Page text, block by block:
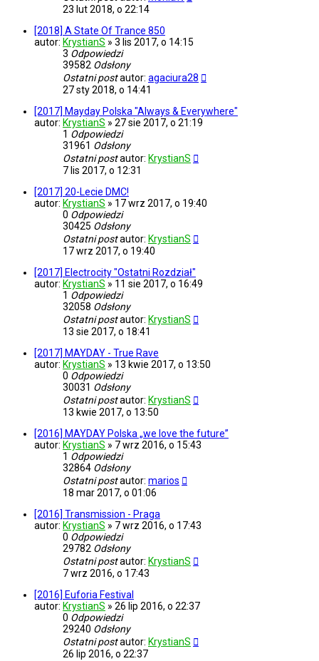
23 lut 2018, o 22:14
[2018] A State Of Trance 850
autor: KrystianS » 3 lis 2017, o 14:15
3 Odpowiedzi
39582 Odsłony
Ostatni postautor: agaciura28
27 sty 2018, o 14:41
[2017] Mayday Polska "Always & Everywhere"
autor: KrystianS » 27 sie 2017, o 21:19
1 Odpowiedzi
31961 Odsłony
Ostatni postautor: KrystianS
7 lis 2017, o 12:31
[2017] 20-Lecie DMC!
autor: KrystianS » 17 wrz 2017, o 19:40
0 Odpowiedzi
30425 Odsłony
Ostatni postautor: KrystianS
17 wrz 2017, o 19:40
[2017] Electrocity "Ostatni Rozdział"
autor: KrystianS » 11 sie 2017, o 16:49
1 Odpowiedzi
32058 Odsłony
Ostatni postautor: KrystianS
13 sie 2017, o 18:41
[2017] MAYDAY - True Rave
autor: KrystianS » 13 kwie 2017, o 13:50
0 Odpowiedzi
30031 Odsłony
Ostatni postautor: KrystianS
13 kwie 2017, o 13:50
[2016] MAYDAY Polska „we love the future”
autor: KrystianS » 7 wrz 2016, o 15:43
1 Odpowiedzi
32864 Odsłony
Ostatni postautor: marios
18 mar 2017, o 01:06
[2016] Transmission - Praga
autor: KrystianS » 7 wrz 2016, o 17:43
0 Odpowiedzi
29782 Odsłony
Ostatni postautor: KrystianS
7 wrz 2016, o 17:43
[2016] Euforia Festival
autor: KrystianS » 26 lip 2016, o 22:37
0 Odpowiedzi
29240 Odsłony
Ostatni postautor: KrystianS
26 lip 2016, o 22:37